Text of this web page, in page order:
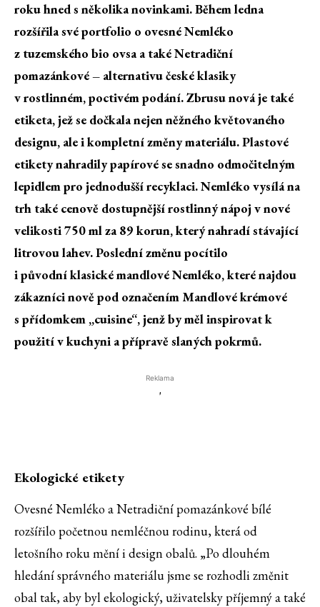
roku hned s několika novinkami. Během ledna
rozšířila své portfolio o ovesné Nemléko
z tuzemského bio ovsa a také Netradiční
pomazánkové – alternativu české klasiky
v rostlinném, poctivém podání. Zbrusu nová je také
etiketa, jež se dočkala nejen něžného květovaného
designu, ale i kompletní změny materiálu. Plastové
etikety nahradily papírové se snadno odmočitelným
lepidlem pro jednodušší recyklaci. Nemléko vysílá na
trh také cenově dostupnější rostlinný nápoj v nové
velikosti 750 ml za 89 korun, který nahradí stávající
litrovou lahev. Poslední změnu pocítilo
i původní klasické mandlové Nemléko, které najdou
zákazníci nově pod označením Mandlové krémové
s přídomkem „cuisine“, jenž by měl inspirovat k
použití v kuchyni a přípravě slaných pokrmů.
Reklama
'
Ekologické etikety
Ovesné Nemléko a Netradiční pomazánkové bílé
rozšířilo početnou nemléčnou rodinu, která od
letošního roku mění i design obalů. „Po dlouhém
hledání správného materiálu jsme se rozhodli změnit
obal tak, aby byl ekologický, uživatelsky příjemný a také